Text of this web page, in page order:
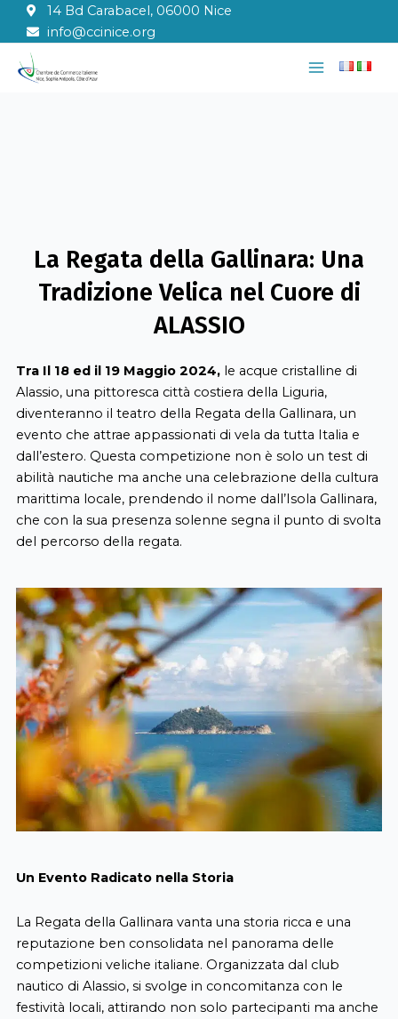
contenuto
14 Bd Carabacel, 06000 Nice
info@ccinice.org
Main
La Regata della Gallinara: Una
Tradizione Velica nel Cuore di
ALASSIO
Tra Il 18 ed il 19 Maggio2024, le acque cristalline di
Alassio, una pittoresca città costiera della Liguria,
diventeranno il teatro della Regata della Gallinara, un
evento che attrae appassionati di vela da tutta Italia e
dall’estero. Questa competizione non è solo un test di
abilità nautiche ma anche una celebrazione della cultura
marittima locale, prendendo il nome dall’Isola Gallinara,
che con la sua presenza solenne segna il punto di svolta
del percorso della regata.
Un Evento Radicato nella Storia
La Regata della Gallinara vanta una storia ricca e una
reputazione ben consolidata nel panorama delle
competizioni veliche italiane. Organizzata dal club
nautico di Alassio, si svolge in concomitanza con le
festività locali, attirando non solo partecipanti ma anche